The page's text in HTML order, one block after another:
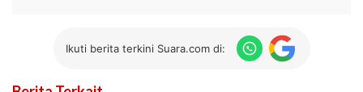
Ikuti berita terkini Suara.com di: